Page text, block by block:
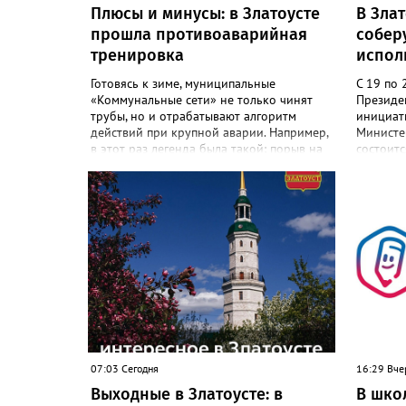
Плюсы и минусы: в Златоусте
прошла противоаварийная
тренировка
Готовясь к зиме, муниципальные
«Коммунальные сети» не только чинят
трубы, но и отрабатывают алгоритм
действий при крупной аварии. Например,
в этот раз легенда была такой: порыв на
«бортом» -10, без тепла и горячей воды
63 многоквартирных дома и соцобъекты.
Сотрудники предприятия с учебной
аварией справились. Но участвовавшие в
тренировке представители
Госжилинспекции отметили и недочёты.
«Например, управляющие компании
несвоевременно приняли меры для
предотвращения “перемерзания” общей
домовой тепловой сети
многоквартирного дома, отсутствовало
организацией, ЕДДС и иными службами»,
— сообщила начальник Главного
В
С 19 по
дня
07:03 Сегодня
Выходные в Златоусте: в
16:29
В